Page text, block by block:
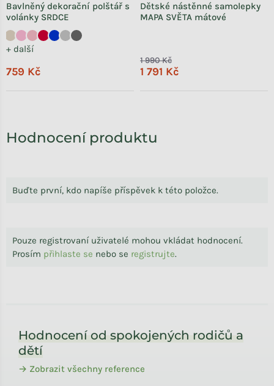
Hodnocení produktu
Buďte první, kdo napíše příspěvek k této položce.
Pouze registrovaní uživatelé mohou vkládat hodnocení.
Prosím přihlaste se nebo se registrujte.
Bavlněný dekorační polštář s
volánky SRDCE
+ další
759 Kč
Dětské nástěnné samolepky
MAPA SVĚTA mátové
1 990 Kč
1 791 Kč
Hodnocení od spokojených rodičů a
dětí
→ Zobrazit všechny reference